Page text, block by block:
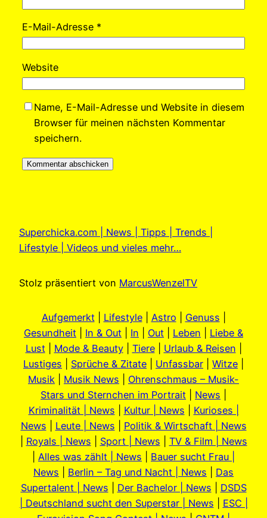
E-Mail-Adresse *
Website
Name, E-Mail-Adresse und Website in diesem
Browser für meinen nächsten Kommentar
speichern.
Superchicka.com | News | Tipps | Trends |
Lifestyle | Videos und vieles mehr…
Stolz präsentiert von MarcusWenzelTV
Aufgemerkt| Lifestyle| Astro Genuss
Gesundheit
In & Out In Out Leben
Liebe &
Lust| Mode & Beauty| Tiere| Urlaub & Reisen
Lustiges
Sprüche & Zitate Unfassbar Witze
Musik
Musik News
Ohrenschmaus – Musik-
Stars und Sternchen im Portrait
News
Kriminalität | News
Kultur | News
Kurioses |
News
Leute | News
Politik & Wirtschaft | News
Royals | News Sport | News
TV & Film | News
Alles was zählt | News
Bauer sucht Frau |
News
Berlin – Tag und Nacht | News
Das
Supertalent | News
Der Bachelor | News
DSDS
| Deutschland sucht den Superstar | News
ESC |